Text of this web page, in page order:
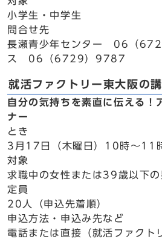
小学生・中学生
問合せ先
長瀬青少年センター 06（
ス 06（6729）9787
就活ファクトリー東大阪の
自分の気持ちを素直に伝える！
ナー
とき
3月17日（木曜日）10時～11
対象
求職中の女性または39歳以下の
定員
20人（申込先着順）
申込方法・申込み先など
電話または直接（就活ファクト